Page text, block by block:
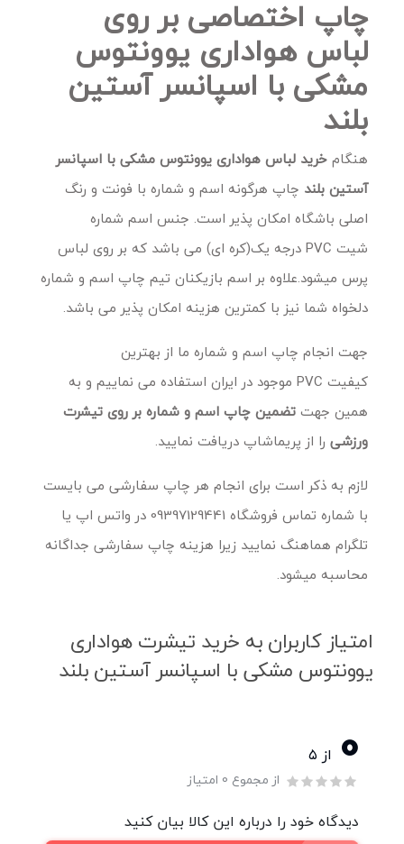
چاپ اختصاصی بر روی
لباس هواداری یوونتوس
مشکی با اسپانسر آستین
بلند
هنگامخرید لباس هواداری یوونتوس مشکی با اسپانسر
آستین بلند چاپ هرگونه اسم و شماره با فونت و رنگ
اصلی باشگاه امکان پذیر است. جنس اسم شماره
شیت PVC درجه یک(کره ای) می باشد که بر روی لباس
پرس میشود.علاوه بر اسم بازیکنان تیم چاپ اسم و شماره
دلخواه شما نیز با کمترین هزینه امکان پذیر می باشد.
جهت انجام چاپ اسم و شماره ما از بهترین
کیفیت PVC موجود در ایران استفاده می نماییم و به
همین جهتتضمین چاپ اسم و شماره بر روی تیشرت
ورزشی را از پریماشاپ دریافت نمایید.
لازم به ذکر است برای انجام هر چاپ سفارشی می بایست
با شماره تماس فروشگاه 09397129441 در واتس اپ یا
تلگرام هماهنگ نمایید زیرا هزینه چاپ سفارشی جداگانه
محاسبه میشود.
امتیاز کاربران به خرید تیشرت هواداری
یوونتوس مشکی با اسپانسر آستین بلند
0 از ۵
از مجموع 0 امتیاز
دیدگاه خود را درباره این کالا بیان کنید